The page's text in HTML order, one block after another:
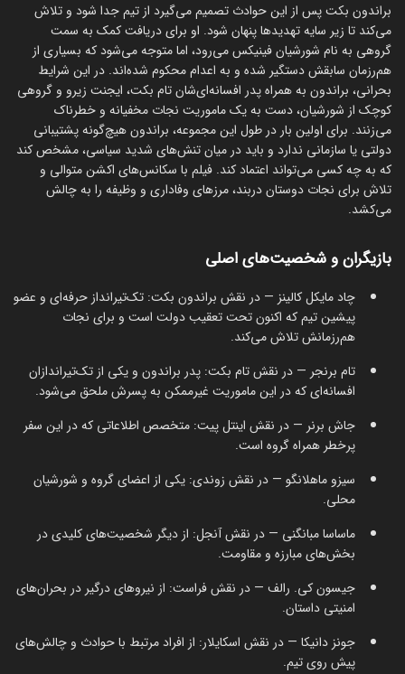
براندون بکت پس از این حوادث تصمیم می‌گیرد از تیم جدا شود و تلاش
می‌کند تا زیر سایه تهدیدها پنهان شود. او برای دریافت کمک به سمت
گروهی به نام شورشیان فینیکس می‌رود، اما متوجه می‌شود که بسیاری از
هم‌رزمان سابقش دستگیر شده و به اعدام محکوم شده‌اند. در این شرایط
بحرانی، براندون به همراه پدر افسانه‌ای‌شان تام بکت، ایجنت زیرو و گروهی
کوچک از شورشیان، دست به یک ماموریت نجات مخفیانه و خطرناک
می‌زنند. برای اولین بار در طول این مجموعه، براندون هیچ‌گونه پشتیبانی
دولتی یا سازمانی ندارد و باید در میان تنش‌های شدید سیاسی، مشخص کند
که به چه کسی می‌تواند اعتماد کند. فیلم با سکانس‌های اکشن متوالی و
تلاش برای نجات دوستان دربند، مرزهای وفاداری و وظیفه را به چالش
می‌کشد.
بازیگران و شخصیت‌های اصلی
چاد مایکل کالینز — در نقش براندون بکت: تک‌تیرانداز حرفه‌ای و عضو
پیشین تیم که اکنون تحت تعقیب دولت است و برای نجات
هم‌رزمانش تلاش می‌کند.
تام برنجر — در نقش تام بکت: پدر براندون و یکی از تک‌تیراندازان
افسانه‌ای که در این ماموریت غیرممکن به پسرش ملحق می‌شود.
جاش برنر — در نقش اینتل پیت: متخصص اطلاعاتی که در این سفر
پرخطر همراه گروه است.
سیزو ماهلانگو — در نقش زوندی: یکی از اعضای گروه و شورشیان
محلی.
ماساسا مبانگنی — در نقش آنجل: از دیگر شخصیت‌های کلیدی در
بخش‌های مبارزه و مقاومت.
جیسون کی. رالف — در نقش فراست: از نیروهای درگیر در بحران‌های
امنیتی داستان.
جونز دانیکا — در نقش اسکایلار: از افراد مرتبط با حوادث و چالش‌های
پیش روی تیم.